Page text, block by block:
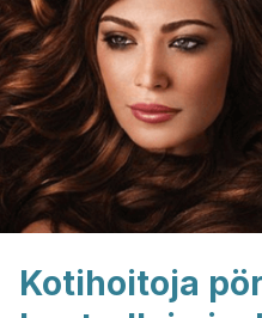
Kotihoitoja